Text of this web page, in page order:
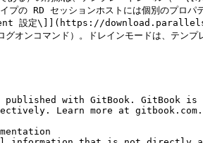
の RD セッションホストには個別のプロ
設定\]](https://
ンコマンド）。ドレインモードは、テンプレ
published with GitBook. GitBook is
Learn more at gitbook.com.